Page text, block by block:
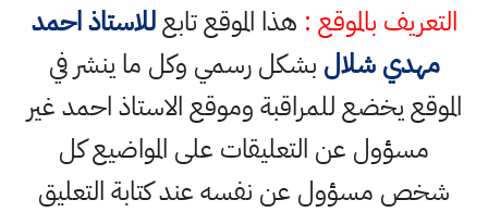
التعريف بالموقع : هذا الموقع تابعللاستاذ احمد
مهدي شلال بشكل رسمي وكل ما ينشر في
الموقع يخضع للمراقبة وموقع الاستاذ احمد غير
مسؤول عن التعليقات على المواضيع كل
شخص مسؤول عن نفسه عند كتابة التعليق